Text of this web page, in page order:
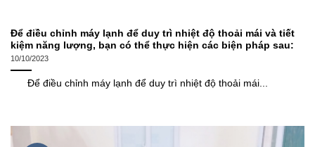
Để điều chỉnh máy lạnh để duy trì nhiệt độ thoải mái và tiết
kiệm năng lượng, bạn có thể thực hiện các biện pháp sau:
10/10/2023
Để điều chỉnh máy lạnh để duy trì nhiệt độ thoải mái...